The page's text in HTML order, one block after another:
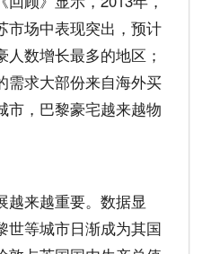
市场中表现突出，预计
数增长最多的地区；
需求大部份来自海外买
市，巴黎豪宅越来越物
来越重要。数据显
世等城市日渐成为其国